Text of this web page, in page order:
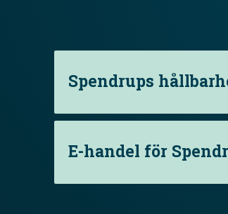
Spendrups
E-handel för